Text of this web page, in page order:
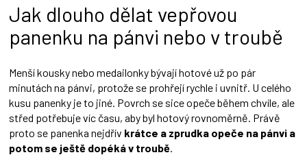
Jak dlouho dělat vepřovou
panenku na pánvi nebo v troubě
Menší kousky nebo medailonky bývají hotové už po pár
minutách na pánvi, protože se prohřejí rychle i uvnitř. U celého
kusu panenky je to jiné. Povrch se sice opeče během chvíle, ale
střed potřebuje víc času, aby byl hotový rovnoměrně. Právě
proto se panenka nejdřív krátce a zprudka opeče na pánvi a
potom se ještě dopéká v troubě